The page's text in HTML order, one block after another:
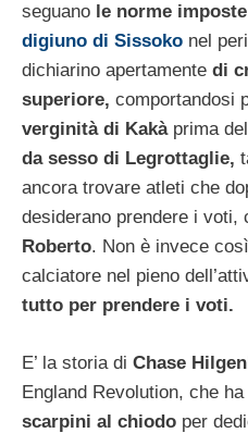
seguano le norme
digiuno di Sissoko nel
dichiarino apertamente di
superiore, comportandosi
verginità di Kakàprima
da sesso di Legrottaglie,
ancora trovare atleti che
desiderano prendere i voti,
Roberto. Non è invece
calciatore nel pieno
tutto per prendere i voti.
E’ la storia di Chase
England Revolution, che
scarpini al chiodo per